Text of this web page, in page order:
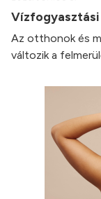
Az otthonok és
változik a